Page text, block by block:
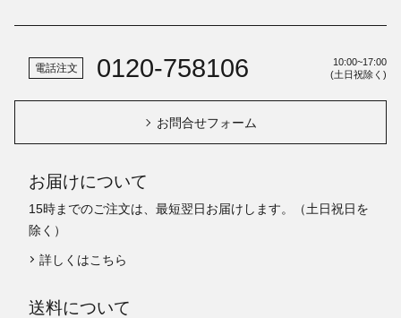
電話注文 0120-758106
10:00~17:00
(土日祝除く)
お問合せフォーム
お届けについて
15時までのご注文は、最短翌日お届けします。（土日祝日を
除く）
詳しくはこちら
送料について